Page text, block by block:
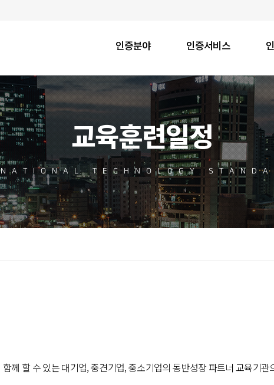
인증분야 인증서비스
교육훈련일정
TECHNOLOGY
께 할 수 있는 대기업, 중견기업, 중소기업의 동반성장 파트너 교육기